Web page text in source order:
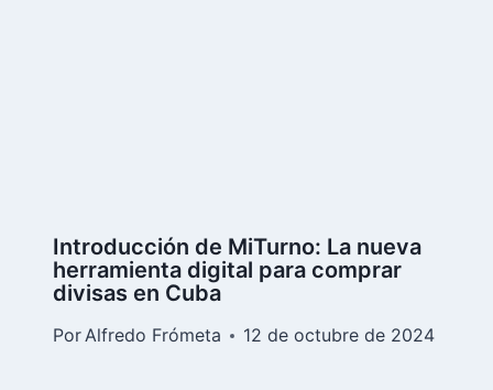
Introducción de MiTurno: La nueva
herramienta digital para comprar
divisas en Cuba
PorAlfredo Frómeta 12 de octubre de 2024